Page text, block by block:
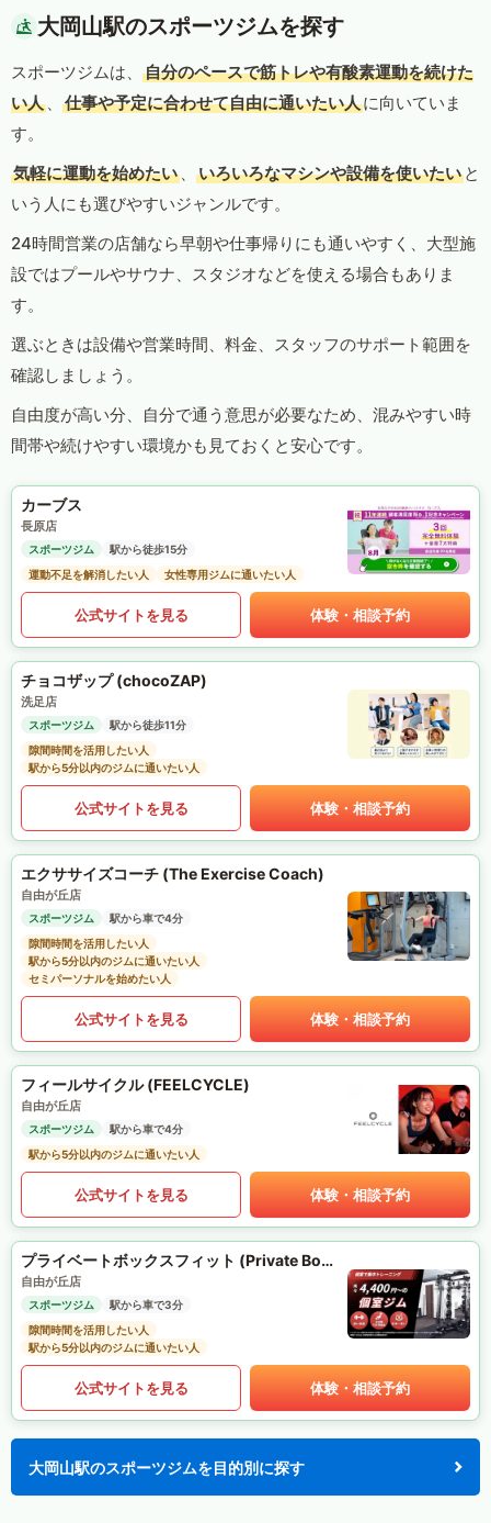
大岡山駅のスポーツジムを探す
スポーツジムは、
自分のペースで筋トレや有酸素運動を続けた
い人 、 仕事や予定に合わせて自由に通いたい人に向いていま
す。
気軽に運動を始めたい 、 いろいろなマシンや設備を使いたい と
いう人にも選びやすいジャンルです。
24時間営業の店舗なら早朝や仕事帰りにも通いやすく、大型施
設ではプールやサウナ、スタジオなどを使える場合もありま
す。
選ぶときは設備や営業時間、料金、スタッフのサポート範囲を
確認しましょう。
自由度が高い分、自分で通う意思が必要なため、混みやすい時
間帯や続けやすい環境かも見ておくと安心です。
カーブス
長原店
スポーツジム
駅から徒歩15分
運動不足を解消したい人
女性専用ジムに通いたい人
公式サイトを見る 体験・相談予約
チョコザップ (chocoZAP)
洗足店
スポーツジム
駅から徒歩11分
隙間時間を活用したい人
駅から5分以内のジムに通いたい人
公式サイトを見る 体験・相談予約
エクササイズコーチ (The Exercise Coach)
自由が丘店
スポーツジム
駅から車で4分
隙間時間を活用したい人
駅から5分以内のジムに通いたい人
セミパーソナルを始めたい人
公式サイトを見る 体験・相談予約
フィールサイクル (FEELCYCLE)
自由が丘店
スポーツジム
駅から車で4分
駅から5分以内のジムに通いたい人
公式サイトを見る 体験・相談予約
プライベートボックスフィット (Private Box Fit)
自由が丘店
スポーツジム
駅から車で3分
隙間時間を活用したい人
駅から5分以内のジムに通いたい人
公式サイトを見る 体験・相談予約
大岡山駅のスポーツジムを目的別に探す